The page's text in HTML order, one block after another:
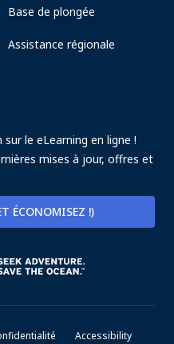
Base de plongée
Assistance régionale
le eLearning en ligne !
mises à jour, offres et
ÉCONOMISEZ !)
Accessibility